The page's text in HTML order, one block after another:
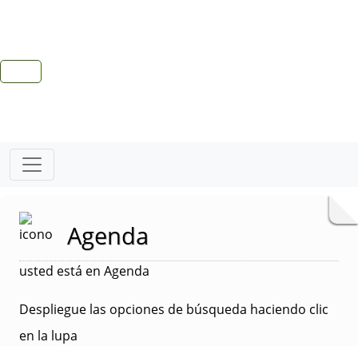
Agenda
usted está en Agenda
Despliegue las opciones de búsqueda haciendo clic
en la lupa